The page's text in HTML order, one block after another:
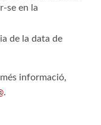
se en la
de la data de
informació,
.